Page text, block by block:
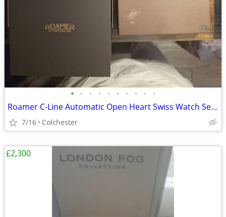
• • • • • • • • • •
Roamer C-Line Automatic Open Heart Swiss Watch Set - Like New, Worn On
7/16 Colchester
£2,300